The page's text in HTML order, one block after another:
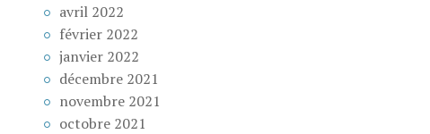
avril 2022
février 2022
janvier 2022
décembre 2021
novembre 2021
octobre 2021